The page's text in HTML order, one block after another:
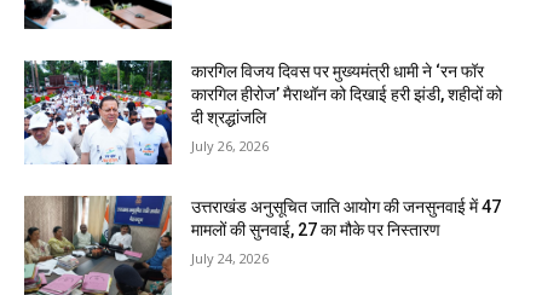
कारगिल विजय दिवस पर मुख्यमंत्री धामी ने ‘रन फॉर
कारगिल हीरोज’ मैराथॉन को दिखाई हरी झंडी, शहीदों को
दी श्रद्धांजलि
July 26, 2026
उत्तराखंड अनुसूचित जाति आयोग की जनसुनवाई में 47
मामलों की सुनवाई, 27 का मौके पर निस्तारण
July 24, 2026